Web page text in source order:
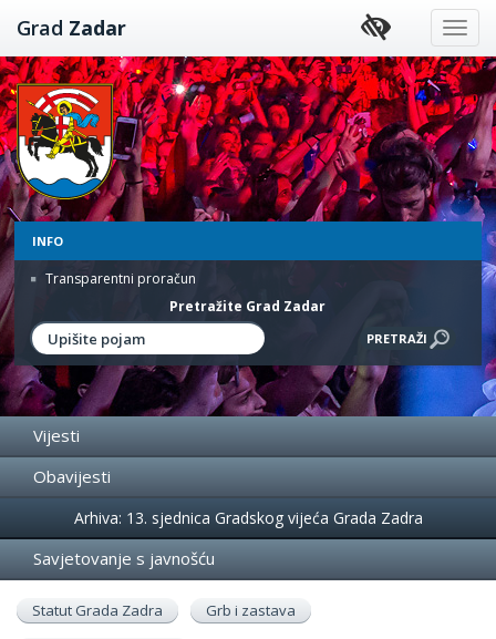
Preskoči
na
sadržaj
Grad Zadar
INFO
Transparentni proračun
Pretražite Grad Zadar
Vijesti
Obavijesti
Događanja
Arhiva: 13. sjednica Gradskog vijeća Grada Zadra
Savjetovanje s javnošću
Statut Grada Zadra
Grb i zastava